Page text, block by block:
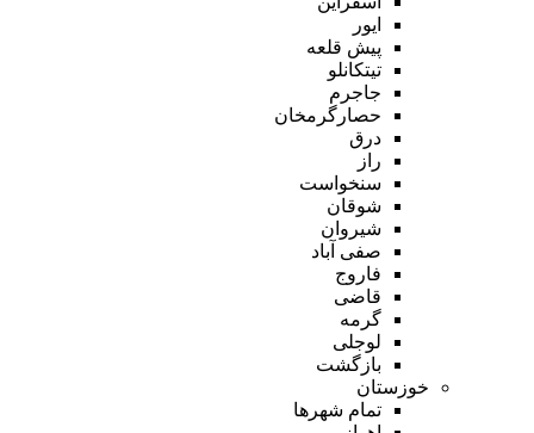
ایور
پیش قلعه
تیتکانلو
جاجرم
حصارگرمخان
درق
راز
سنخواست
شوقان
شیروان
صفی آباد
فاروج
قاضی
گرمه
لوجلی
بازگشت
خوزستان
تمام شهر‌ها